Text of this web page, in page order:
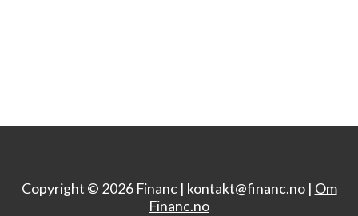
Copyright © 2026 Financ | kontakt@financ.no | Om
Financ.no